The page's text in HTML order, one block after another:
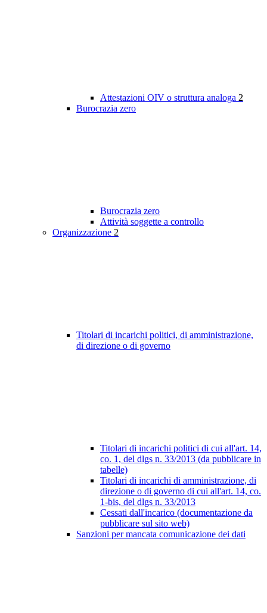
Attestazioni OIV o struttura analoga 2
Burocrazia zero
Burocrazia zero
Attività soggette a controllo
Organizzazione 2
Titolari di incarichi politici, di amministrazione,
di direzione o di governo
Titolari di incarichi politici di cui all'art. 14,
co. 1, del dlgs n. 33/2013 (da pubblicare in
tabelle)
Titolari di incarichi di amministrazione, di
direzione o di governo di cui all'art. 14, co.
1-bis, del dlgs n. 33/2013
Cessati dall'incarico (documentazione da
pubblicare sul sito web)
Sanzioni per mancata comunicazione dei dati